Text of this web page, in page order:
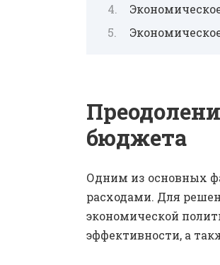
бюджета
Одним из основных
расходами. Для
экономической
эффективности, а